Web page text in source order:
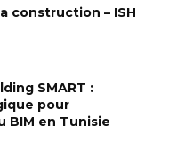
construction – ISH
SMART :
pour
BIM en Tunisie